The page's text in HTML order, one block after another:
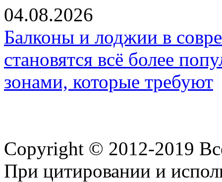
04.08.2026
Балконы и лоджии в
становятся всё более
зонами, которые требуют
Copyright © 2012-2019
При цитировании и